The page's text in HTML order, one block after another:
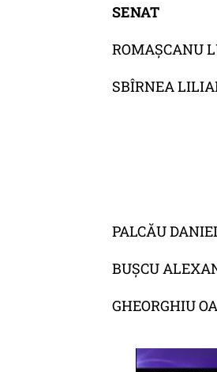
SENAT
ROMAȘCANU
SBÎRNEA
PALCĂU
BUȘCU
GHEORGHIU